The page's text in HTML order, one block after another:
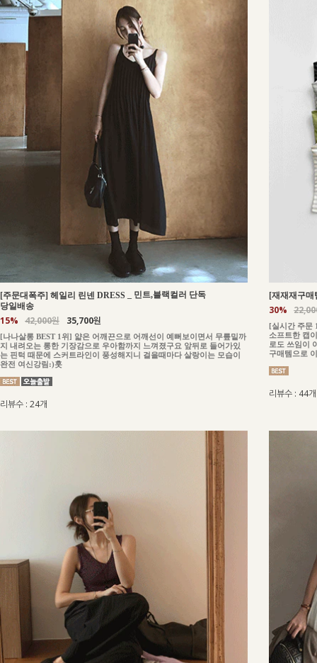
[주문대폭주] 헤일리 린넨 DRESS
민트,블랙컬러 단독
당일배송
15% 42,000원 35,700원
[나나살롱 BEST 1위] 얇은 어깨끈으로 어깨선이 예뻐보이면서 무릎밑까
지 내려오는 롱한 기장감으로 우아함까지 느껴졌구요 앞뒤로 들어가있
는 핀턱 때문에 스커트라인이 풍성해지니 걸을때마다 살랑이는 모습이
완전 여신강림:)훗
리뷰수 : 24개
[재재재구
30%
[실시간 주문
소프트한 캡
로도 쓰임이
구매템으로
리뷰수 : 44개